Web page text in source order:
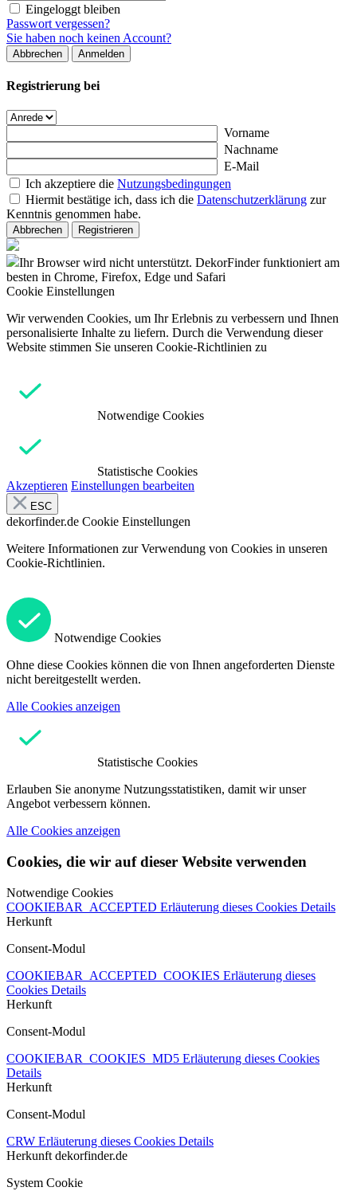
Eingeloggt bleiben
Passwort vergessen?
Sie haben noch keinen Account?
Abbrechen Anmelden
Registrierung bei
Vorname
Nachname
E-Mail
Ich akzeptiere die Nutzungsbedingungen
Hiermit bestätige ich, dass ich die Datenschutzerklärung zur
Kenntnis genommen habe.
Abbrechen Registrieren
Ihr Browser wird nicht unterstützt. DekorFinder funktioniert am
besten in Chrome, Firefox, Edge und Safari
Cookie Einstellungen
Wir verwenden Cookies, um Ihr Erlebnis zu verbessern und Ihnen
personalisierte Inhalte zu liefern. Durch die Verwendung dieser
Website stimmen Sie unseren Cookie-Richtlinien zu
Notwendige Cookies
Statistische Cookies
Akzeptieren Einstellungen bearbeiten
ESC
dekorfinder.de Cookie Einstellungen
Weitere Informationen zur Verwendung von Cookies in unseren
Cookie-Richtlinien.
Notwendige Cookies
Ohne diese Cookies können die von Ihnen angeforderten Dienste
nicht bereitgestellt werden.
Alle Cookies anzeigen
Statistische Cookies
Erlauben Sie anonyme Nutzungsstatistiken, damit wir unser
Angebot verbessern können.
Alle Cookies anzeigen
Cookies, die wir auf dieser Website verwenden
Notwendige Cookies
COOKIEBAR_ACCEPTED Erläuterung dieses Cookies Details
Herkunft
Consent-Modul
COOKIEBAR_ACCEPTED_COOKIES Erläuterung dieses
Cookies Details
Herkunft
Consent-Modul
COOKIEBAR_COOKIES_MD5 Erläuterung dieses Cookies
Details
Herkunft
Consent-Modul
CRW Erläuterung dieses Cookies Details
Herkunft dekorfinder.de
System Cookie